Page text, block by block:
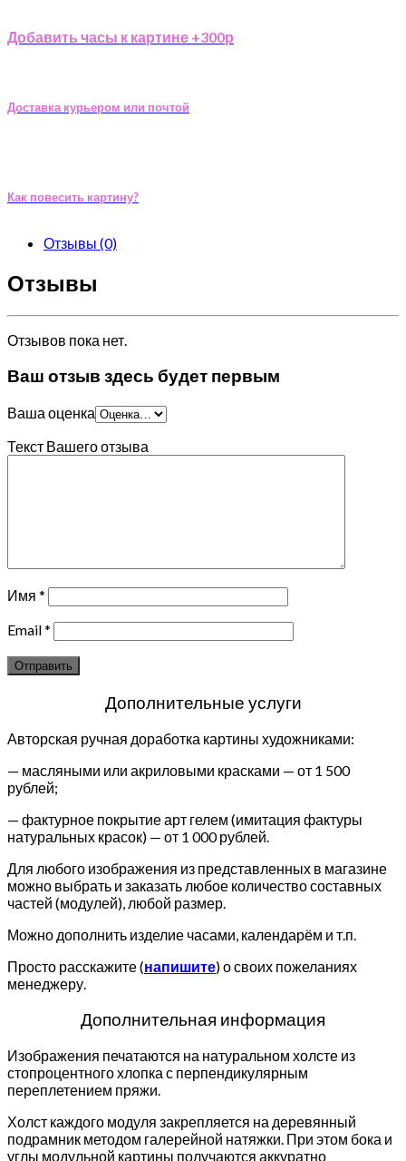
Добавить часы к картине +300р
Доставка курьером или почтой
Как повесить картину?
Отзывы (0)
Отзывы
Отзывов пока нет.
Ваш отзыв здесь будет первым
Ваша оценка
Текст Вашего отзыва
Имя *
Email*
Дополнительные услуги
Авторская ручная доработка картины художниками:
— масляными или акриловыми красками — от 1 500
рублей;
— фактурное покрытие арт гелем (имитация фактуры
натуральных красок) — от 1 000 рублей.
Для любого изображения из представленных в магазине
можно выбрать и заказать любое количество составных
частей (модулей), любой размер.
Можно дополнить изделие часами, календарём и т.п.
Просто расскажите (напишите) о своих пожеланиях
менеджеру.
Дополнительная информация
Изображения печатаются на натуральном холсте из
стопроцентного хлопка с перпендикулярным
переплетением пряжи.
Холст каждого модуля закрепляется на деревянный
подрамник методом галерейной натяжки. При этом бока и
углы модульной картины получаются аккуратно